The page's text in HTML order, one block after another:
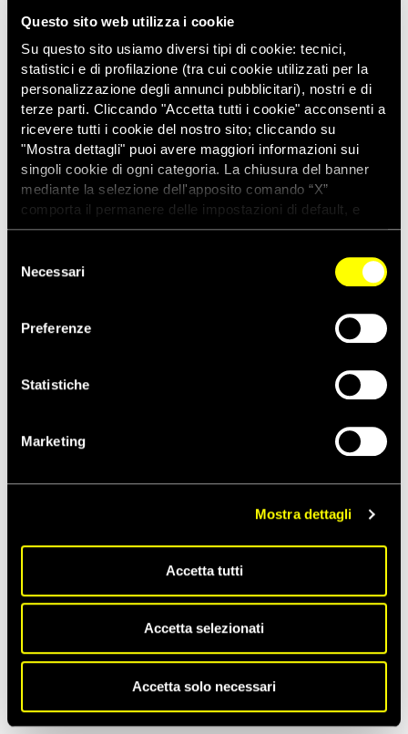
Questo sito web utilizza i cookie
Su questo sito usiamo diversi tipi di cookie: tecnici,
statistici e di profilazione (tra cui cookie utilizzati per la
personalizzazione degli annunci pubblicitari), nostri e di
terze parti. Cliccando "Accetta tutti i cookie" acconsenti a
ricevere tutti i cookie del nostro sito; cliccando su
"Mostra dettagli" puoi avere maggiori informazioni sui
singoli cookie di ogni categoria. La chiusura del banner
mediante la selezione dell'apposito comando “X”
comporta il permanere delle impostazioni di default, e
dunque la continuazione della navigazione con i cookie
dei cookie attivi sul sito clicca
delNecessari
Preferenze
Statistiche
Marketing
Mostra dettagli
Accetta tutti
Accetta selezionati
Accetta solo necessari
difensori dell’ambiente
Un rappresentante della Convenzione di Aarhus in Italia
Francesco Martone, Portavoce della Rete In Difesa di
Livio Pepino, Direttore Edizioni Gruppo Abele
Anna Castoldi,di Ultima Generazione
Modererà:Marina Forti, giornalista
In chiusura porteranno i loro salutiHeber Tegría Uncaría
rappresentante di AsoUwa, e Liliana Rios Roa, del
Movimiento Político de Masas Social y Popular del Centro
Iscriviti all’evento